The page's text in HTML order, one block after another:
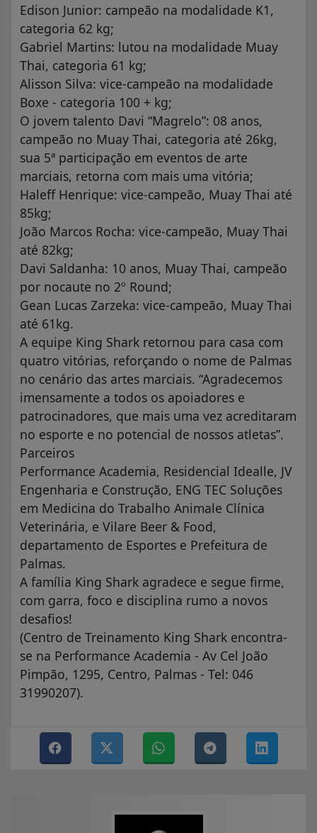
Edison Junior: campeão na modalidade K1,
categoria 62 kg;
Gabriel Martins: lutou na modalidade Muay
Thai, categoria 61 kg;
Alisson Silva: vice-campeão na modalidade
Boxe - categoria 100 + kg;
O jovem talento Davi “Magrelo”: 08 anos,
campeão no Muay Thai, categoria até 26kg,
sua 5ª participação em eventos de arte
marciais, retorna com mais uma vitória;
Haleff Henrique: vice-campeão, Muay Thai até
85kg;
João Marcos Rocha: vice-campeão, Muay Thai
até 82kg;
Davi Saldanha: 10 anos, Muay Thai, campeão
por nocaute no 2º Round;
Gean Lucas Zarzeka: vice-campeão, Muay Thai
até 61kg.
A equipe King Shark retornou para casa com
quatro vitórias, reforçando o nome de Palmas
no cenário das artes marciais. “Agradecemos
imensamente a todos os apoiadores e
patrocinadores, que mais uma vez acreditaram
no esporte e no potencial de nossos atletas”.
Parceiros
Performance Academia, Residencial Idealle, JV
Engenharia e Construção, ENG TEC Soluções
em Medicina do Trabalho Animale Clínica
Veterinária, e Vilare Beer & Food,
departamento de Esportes e Prefeitura de
Palmas.
A família King Shark agradece e segue firme,
com garra, foco e disciplina rumo a novos
desafios!
(Centro de Treinamento King Shark encontra-
se na Performance Academia - Av Cel João
Pimpão, 1295, Centro, Palmas - Tel: 046
31990207).